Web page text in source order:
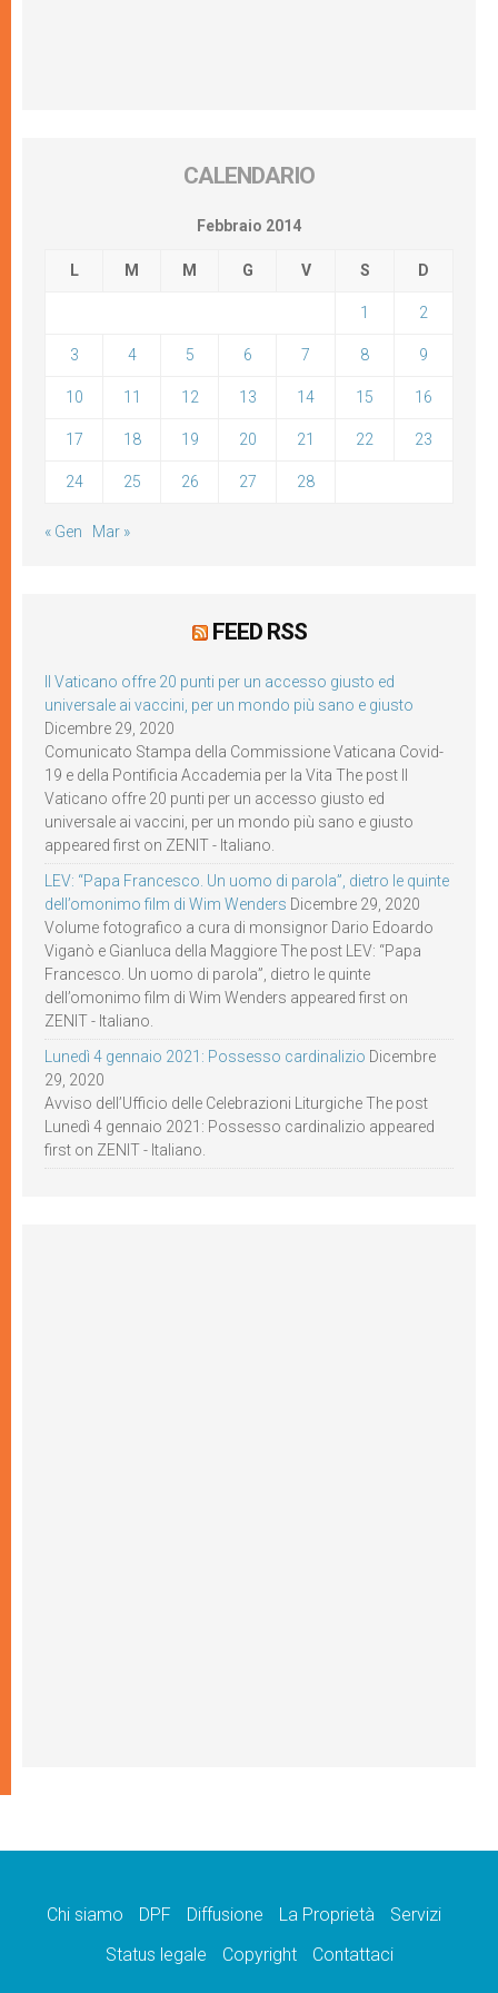
CALENDARIO
Febbraio 2014
L M M G V S D
1 2
3 4 5 6 7 8 9
10 11 12 13 14 15 16
17 18 19 20 21 22 23
24 25 26 27 28
« Gen Mar »
FEED RSS
Il Vaticano offre 20 punti per un accesso giusto ed
universale ai vaccini, per un mondo più sano e giusto
Dicembre 29, 2020
Comunicato Stampa della Commissione Vaticana Covid-
19 e della Pontificia Accademia per la Vita The post Il
Vaticano offre 20 punti per un accesso giusto ed
universale ai vaccini, per un mondo più sano e giusto
appeared first on ZENIT - Italiano.
LEV: “Papa Francesco. Un uomo di parola”, dietro le quinte
dell’omonimo film di Wim Wenders Dicembre 29, 2020
Volume fotografico a cura di monsignor Dario Edoardo
Viganò e Gianluca della Maggiore The post LEV: “Papa
Francesco. Un uomo di parola”, dietro le quinte
dell’omonimo film di Wim Wenders appeared first on
ZENIT - Italiano.
Lunedì 4 gennaio 2021: Possesso cardinalizio Dicembre
29, 2020
Avviso dell’Ufficio delle Celebrazioni Liturgiche The post
Lunedì 4 gennaio 2021: Possesso cardinalizio appeared
first on ZENIT - Italiano.
Chi siamo DPF Diffusione La Proprietà
Servizi
Status legale
Copyright Contattaci